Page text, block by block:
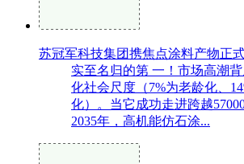
苏冠军科技集团携焦点涂料产物正
实至名归的第 一！市场高潮
化社会尺度（7%为老龄化、
化）。当它成功走进跨越
2035年，高机能仿石涂...